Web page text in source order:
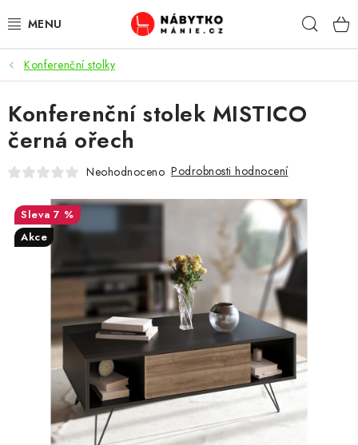
na
OBÝVACÍ POKOJ
KUCHYŇ A JÍDELNA
LOŽNICE
KANCELÁŘ / PRACOVNA
KOUPELNA A WC
PŘEDSÍŇ
CHOVATELSKÉ POTŘEBY
DOPLŇKY A DEKORACE
ZAHRADA
Konferenční stolky
Konferenční stolek MISTICO
černá ořech
Neohodnoceno Podrobnosti hodnocení
7 %
Akce